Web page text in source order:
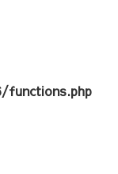
functions.php